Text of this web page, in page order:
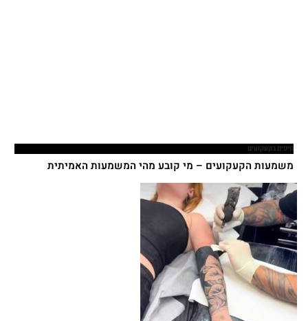
טיפים בקעקועים
משמעות הקעקועים – מי קובע מהי המשמעות האמיתית